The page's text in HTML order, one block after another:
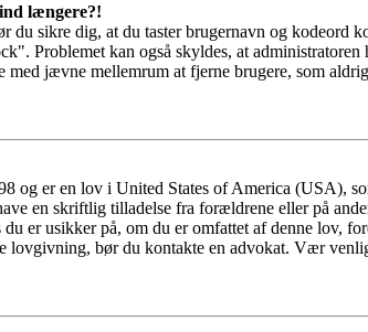
længere?!
sikre dig, at du taster brugernavn og kodeord
Problemet kan også skyldes, at
jævne mellemrum at fjerne brugere, som
og er en lov i United States of America (USA),
en skriftlig tilladelse fra forældrene eller på
er usikker på, om du er omfattet af denne lov,
lovgivning, bør du kontakte en advokat. Vær